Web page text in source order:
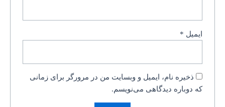
ایمیل *
ذخیره نام، ایمیل و وبسایت من در مرورگر برای زمانی
که دوباره دیدگاهی می‌نویسم.